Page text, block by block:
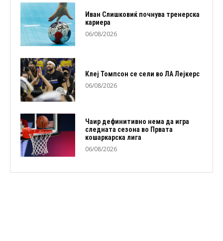
Иван Слишковиќ почнува тренерска
кариера
06/08/2026
Клеј Томпсон се сели во ЛА Лејкерс
06/08/2026
Чаир дефинитивно нема да игра
следната сезона во Првата
кошаркарска лига
06/08/2026